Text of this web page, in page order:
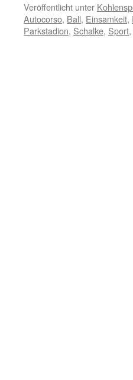
Veröffentlicht unter
Autocorso, Ball, Einsamkeit,
Parkstadion, Schalke, Sport,